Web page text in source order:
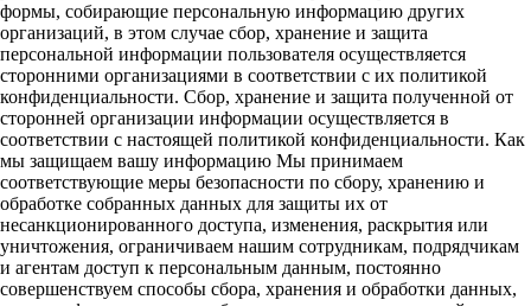
формы, собирающие персональную информацию других
организаций, в этом случае сбор, хранение и защита
персональной информации пользователя осуществляется
сторонними организациями в соответствии с их политикой
конфиденциальности. Сбор, хранение и защита полученной от
сторонней организации информации осуществляется в
соответствии с настоящей политикой конфиденциальности. Как
мы защищаем вашу информацию Мы принимаем
соответствующие меры безопасности по сбору, хранению и
обработке собранных данных для защиты их от
несанкционированного доступа, изменения, раскрытия или
уничтожения, ограничиваем нашим сотрудникам, подрядчикам
и агентам доступ к персональным данным, постоянно
совершенствуем способы сбора, хранения и обработки данных,